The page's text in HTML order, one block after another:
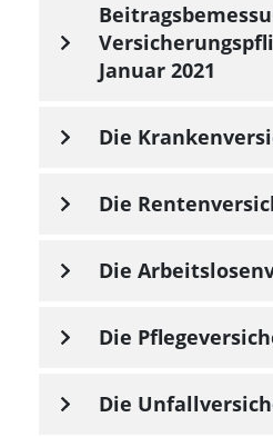
Januar 2021
Die
Die
Die
Die
Die